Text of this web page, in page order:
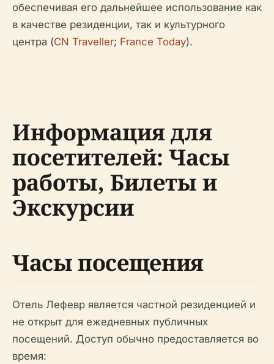
обеспечивая его дальнейшее использование как
в качестве резиденции, так и культурного
центра (CN Traveller; France Today).
Информация для
посетителей: Часы
работы, Билеты и
Экскурсии
Часы посещения
Отель Лефевр является частной резиденцией и
не открыт для ежедневных публичных
посещений. Доступ обычно предоставляется во
время: